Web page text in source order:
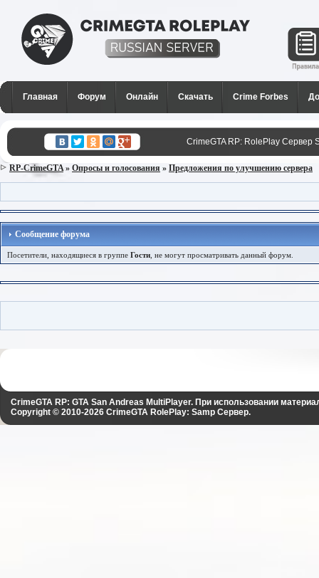
CrimeGTA RP - Лучший РП
сервер SAMP в России для
Главная Форум Онлайн Скачать Crime Forbes
CrimeGTA RP: RolePlay Сервер
RP-CrimeGTA» Опросы и голосования » Предложения по улучшению сервера
Сообщение форума
Посетители, находящиеся в группе Гости , не могут просматривать данный форум.
CrimeGTA RP: GTA San Andreas MultiPlayer. При использовании
Copyright © 2010-2026 CrimeGTA RolePlay: Samp Сервер.